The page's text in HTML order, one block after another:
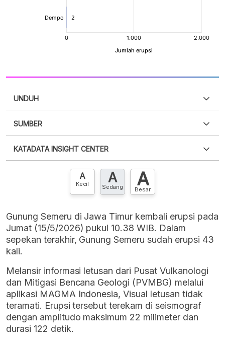
UNDUH
XLS
SUMBER
punya akun?Silakan Daftar sekarang
KATADATA INSIGHT CENTER
Hubungi sekarang »
A
Kecil A
Sedang A
Besar
Gunung Semeru di Jawa Timur kembali erupsi pada
Jumat (15/5/2026) pukul 10.38 WIB. Dalam
sepekan terakhir, Gunung Semeru sudah erupsi 43
kali.
Melansir informasi letusan dari Pusat Vulkanologi
dan Mitigasi Bencana Geologi (PVMBG) melalui
aplikasi MAGMA Indonesia, Visual letusan tidak
teramati. Erupsi tersebut terekam di seismograf
dengan amplitudo maksimum 22 milimeter dan
durasi 122 detik.